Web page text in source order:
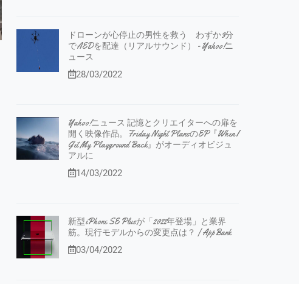
ドローンが心停止の男性を救う わずか3分
でAEDを配達（リアルサウンド） - Yahoo!ニ
ュース
28/03/2022
Yahoo!ニュース 記憶とクリエイターへの扉を
開く映像作品。Friday Night PlansのEP『When I
Get My Playground Back』がオーディオビジュ
アルに
14/03/2022
新型iPhone SE Plusが「2022年登場」と業界
筋。現行モデルからの変更点は？ | AppBank
03/04/2022